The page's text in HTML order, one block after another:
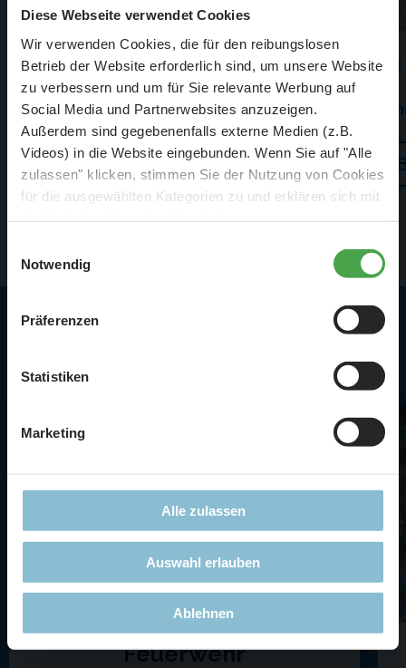
Diese Webseite verwendet Cookies
Wir verwenden Cookies, die für den reibungslosen
Betrieb der Website erforderlich sind, um unsere Website
zu verbessern und um für Sie relevante Werbung auf
Social Media und Partnerwebsites anzuzeigen.
Außerdem sind gegebenenfalls externe Medien (z.B.
Videos) in die Website eingebunden. Wenn Sie auf "Alle
zulassen" klicken, stimmen Sie der Nutzung von Cookies
für die ausgewählten Kategorien zu und erklären sich mit
diese Einstellungen jederzeit über die Schaltfläche
zustimmen, beschränken wir uns auf die technisch
notwendigen Cookies. Weitere Informationen finden Sie in
Notwendig
Präferenzen
Statistiken
Marketing
Alle zulassen
Auswahl erlauben
Ablehnen
Knuffingen
Knuffingen hat noch mehr zu bieten
Besuchen
Feuerwehr